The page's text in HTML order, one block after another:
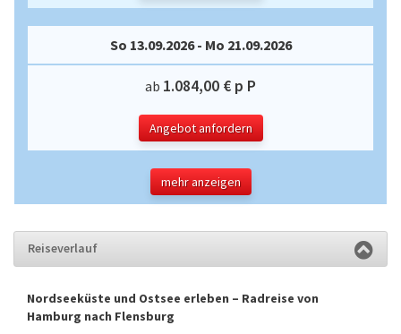
So 13.09.2026 - Mo 21.09.2026
ab 1.084,00 € p P
Angebot anfordern
mehr anzeigen
Reiseverlauf
Nordseeküste und Ostsee erleben – Radreise von
Hamburg nach Flensburg